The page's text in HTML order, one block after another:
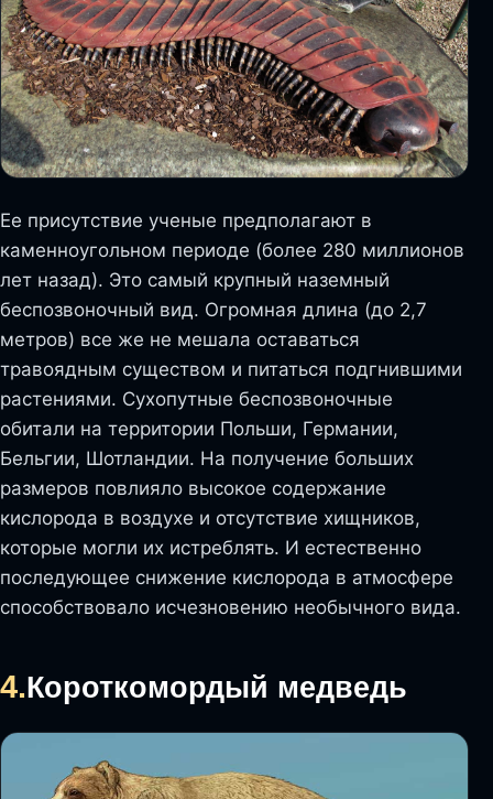
Ее присутствие ученые предполагают в
каменноугольном периоде (более 280 миллионов
лет назад). Это самый крупный наземный
беспозвоночный вид. Огромная длина (до 2,7
метров) все же не мешала оставаться
травоядным существом и питаться подгнившими
растениями. Сухопутные беспозвоночные
обитали на территории Польши, Германии,
Бельгии, Шотландии. На получение больших
размеров повлияло высокое содержание
кислорода в воздухе и отсутствие хищников,
которые могли их истреблять. И естественно
последующее снижение кислорода в атмосфере
способствовало исчезновению необычного вида.
4.Короткомордый медведь